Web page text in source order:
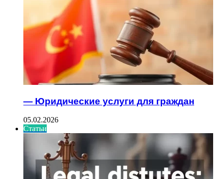
— Юридические услуги для граждан
05.02.2026
Статьи